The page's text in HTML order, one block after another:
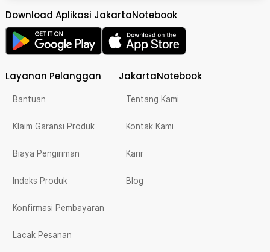
Download Aplikasi JakartaNotebook
Layanan Pelanggan
Bantuan
Klaim Garansi Produk
Biaya Pengiriman
Indeks Produk
Konfirmasi Pembayaran
Lacak Pesanan
JakartaNotebook
Tentang Kami
Kontak Kami
Karir
Blog